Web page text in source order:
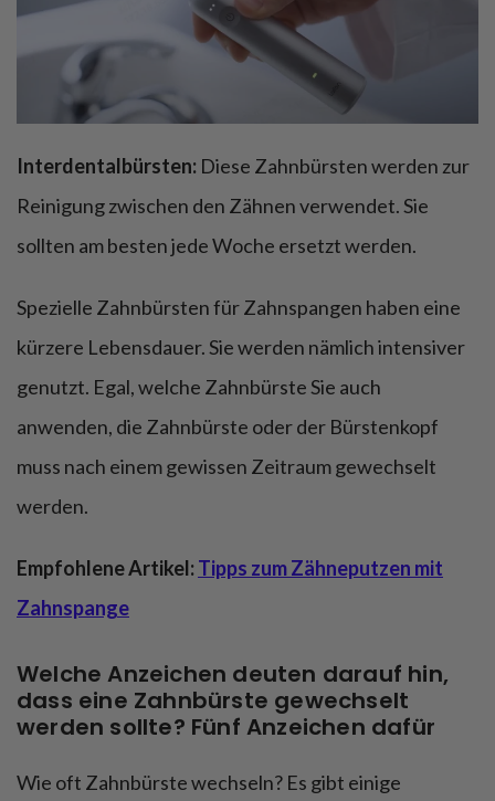
Interdentalbürsten: Diese Zahnbürsten werden zur
Reinigung zwischen den Zähnen verwendet. Sie
sollten am besten jede Woche ersetzt werden.
Spezielle Zahnbürsten für Zahnspangen haben eine
kürzere Lebensdauer. Sie werden nämlich intensiver
genutzt. Egal, welche Zahnbürste Sie auch
anwenden, die Zahnbürste oder der Bürstenkopf
muss nach einem gewissen Zeitraum gewechselt
werden.
Empfohlene Artikel:Tipps zum Zähneputzen mit
Zahnspange
Welche Anzeichen deuten darauf hin,
dass eine Zahnbürste gewechselt
werden sollte? Fünf Anzeichen dafür
Wie oft Zahnbürste wechseln? Es gibt einige